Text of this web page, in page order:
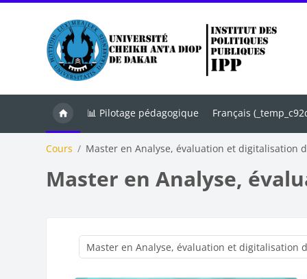
📊 Pilotage pédagogique Français
Cours Master en Analyse, évaluation et digitalisation
Master en Analyse,